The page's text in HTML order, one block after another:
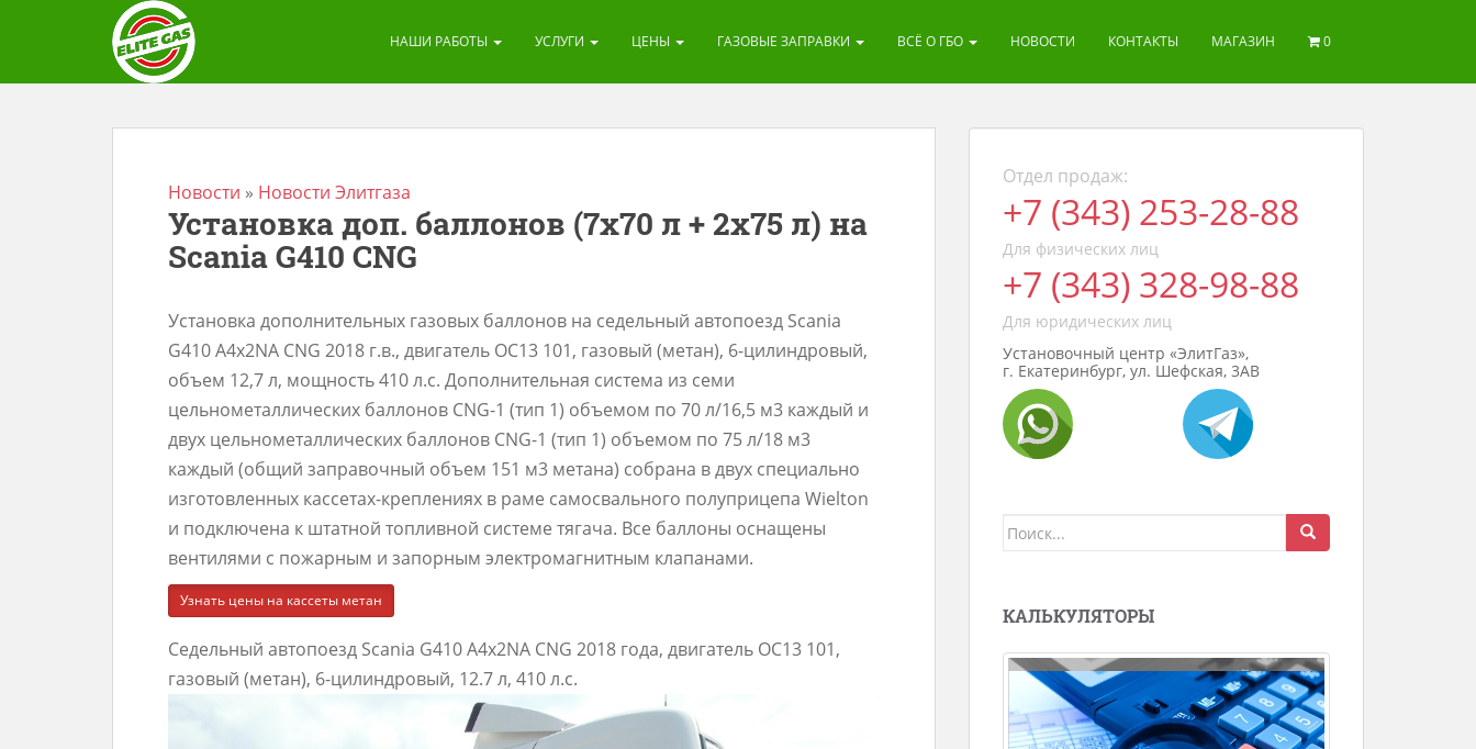
НАШИ РАБОТЫ УСЛУГИ ЦЕНЫ ГАЗОВЫЕ ЗАПРАВКИ ВСЁ О ГБО НОВОСТИ КОНТАКТЫ МАГАЗИН 0
Новости » Новости Элитгаза
Установка доп. баллонов (7х70 л + 2х75 л) на
Scania G410 CNG
Установка дополнительных газовых баллонов на седельный автопоезд Scania
G410 A4x2NA CNG 2018 г.в., двигатель OC13 101, газовый (метан), 6-цилиндровый,
объем 12,7 л, мощность 410 л.с. Дополнительная система из семи
цельнометаллических баллонов CNG-1 (тип 1) объемом по 70 л/16,5 м3 каждый и
двух цельнометаллических баллонов CNG-1 (тип 1) объемом по 75 л/18 м3
каждый (общий заправочный объем 151 м3 метана) собрана в двух специально
изготовленных кассетах-креплениях в раме самосвального полуприцепа Wielton
и подключена к штатной топливной системе тягача. Все баллоны оснащены
вентилями с пожарным и запорным электромагнитным клапанами.
Узнать цены на кассеты метан
Седельный автопоезд Scania G410 A4x2NA CNG 2018 года, двигатель OC13 101,
газовый (метан), 6-цилиндровый, 12.7 л, 410 л.с.
Отдел продаж:
+7 (343) 253-28-88
Для физических лиц
+7 (343) 328-98-88
Для юридических лиц
Установочный центр «ЭлитГаз»,
г. Екатеринбург, ул. Шефская, 3АВ
Поиск
КАЛЬКУЛЯТОРЫ